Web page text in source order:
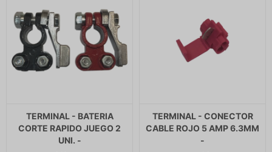
TERMINAL - BATERIA
CORTE RAPIDO JUEGO 2
UNI. -
TERMINAL - CONECTOR
CABLE ROJO 5 AMP 6.3MM
-